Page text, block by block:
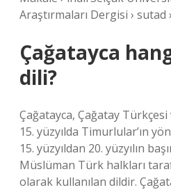
Araştırmaları Dergisi › sutad
Çağatayca
dili?
Çağatayca, Çağatay
15. yüzyılda Timurlular’ın
15. yüzyıldan 20. yüzyılın
Müslüman Türk halkları
olarak kullanılan dildir.